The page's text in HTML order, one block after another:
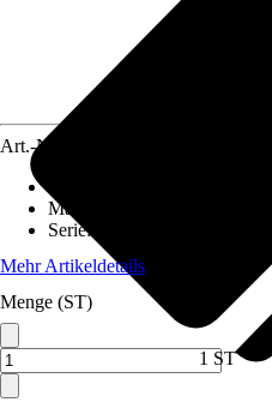
Art.-Nr.
Material
Serie:
Mehr Artikeldetails
Menge (ST)
1 ST